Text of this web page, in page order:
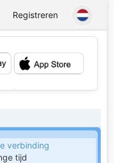
Registreren
verbinding
tijd